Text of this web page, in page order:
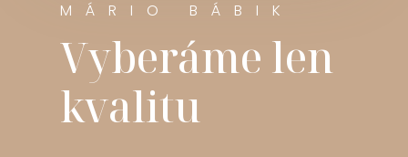
MÁRIO BÁBIK
Vyberáme len
kvalitu